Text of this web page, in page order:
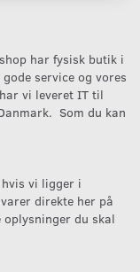
har fysisk butik i
service og vores
vi leveret IT til
Som du kan
vi ligger i
direkte her på
du skal